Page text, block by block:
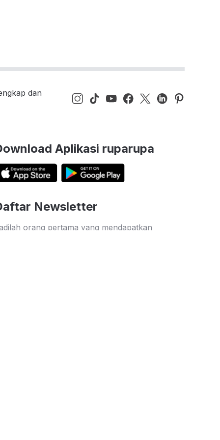
dan
Aplikasi ruparupa
Newsletter
orang pertama yang mendapatkan